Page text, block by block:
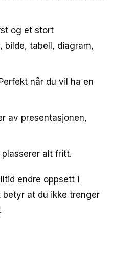
og et stort
bilde, tabell, diagram,
når du vil ha en
av presentasjonen,
alt fritt.
endre oppsett i
betyr at du ikke trenger